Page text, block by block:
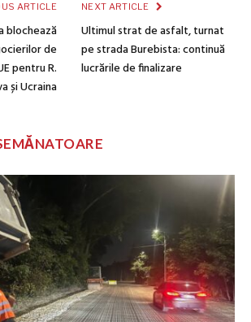
ARTICLE
blochează
de
pentru R.
și Ucraina
NEXT ARTICLE
Ultimul strat de asfalt, turnat
pe strada Burebista: continuă
lucrările de finalizare